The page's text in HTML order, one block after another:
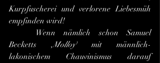
Kurpfuscherei und verlorene Liebesmüh
empfinden wird!
Becketts ,Molloy' mit männlich-
lakonischem Chauvinismus darauf